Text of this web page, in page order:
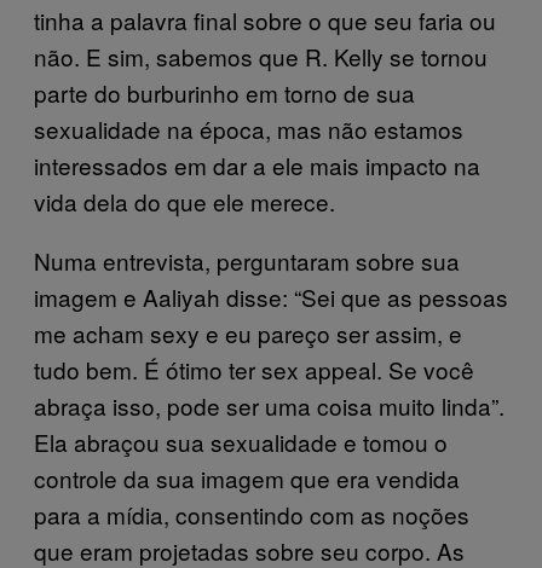
tinha a palavra final sobre o que seu faria ou
não. E sim, sabemos que R. Kelly se tornou
parte do burburinho em torno de sua
sexualidade na época, mas não estamos
interessados em dar a ele mais impacto na
vida dela do que ele merece.
Numa entrevista, perguntaram sobre sua
imagem e Aaliyah disse: “Sei que as pessoas
me acham sexy e eu pareço ser assim, e
tudo bem. É ótimo ter sex appeal. Se você
abraça isso, pode ser uma coisa muito linda”.
Ela abraçou sua sexualidade e tomou o
controle da sua imagem que era vendida
para a mídia, consentindo com as noções
que eram projetadas sobre seu corpo. As